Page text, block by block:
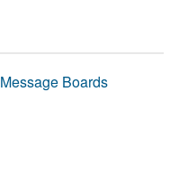
Message Boards